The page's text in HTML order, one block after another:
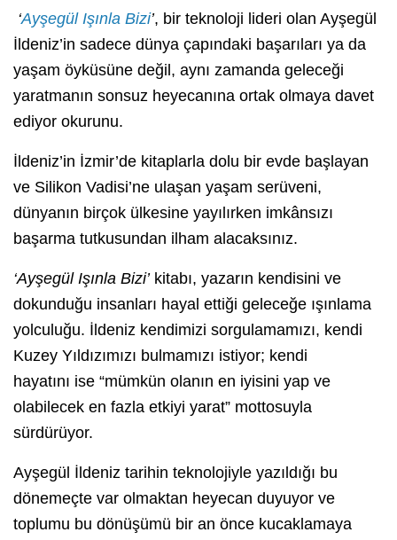
‘Ayşegül Işınla Bizi’, bir teknoloji lideri olan Ayşegül
İldeniz’in sadece dünya çapındaki başarıları ya da
yaşam öyküsüne değil, aynı zamanda geleceği
yaratmanın sonsuz heyecanına ortak olmaya davet
ediyor okurunu.
İldeniz’in İzmir’de kitaplarla dolu bir evde başlayan
ve Silikon Vadisi’ne ulaşan yaşam serüveni,
dünyanın birçok ülkesine yayılırken imkânsızı
başarma tutkusundan ilham alacaksınız.
‘Ayşegül Işınla Bizi’kitabı, yazarın kendisini ve
dokunduğu insanları hayal ettiği geleceğe ışınlama
yolculuğu. İldeniz kendimizi sorgulamamızı, kendi
Kuzey Yıldızımızı bulmamızı istiyor; kendi
hayatını ise “mümkün olanın en iyisini yap ve
olabilecek en fazla etkiyi yarat” mottosuyla
sürdürüyor.
Ayşegül İldeniz tarihin teknolojiyle yazıldığı bu
dönemeçte var olmaktan heyecan duyuyor ve
toplumu bu dönüşümü bir an önce kucaklamaya